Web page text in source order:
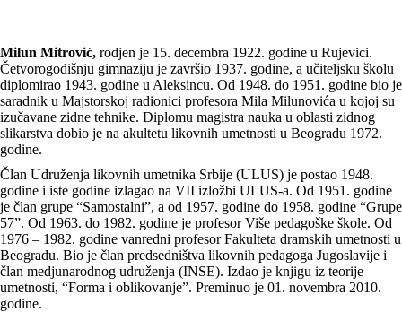
Milun Mitrović, rodjen je 15. decembra 1922. godine u Rujevici.
Četvorogodišnju gimnaziju je završio 1937. godine, a učiteljsku školu
diplomirao 1943. godine u Aleksincu. Od 1948. do 1951. godine bio je
saradnik u Majstorskoj radionici profesora Mila Milunovića u kojoj su
izučavane zidne tehnike. Diplomu magistra nauka u oblasti zidnog
slikarstva dobio je na akultetu likovnih umetnosti u Beogradu 1972.
godine.
Član Udruženja likovnih umetnika Srbije (ULUS) je postao 1948.
godine i iste godine izlagao na VII izložbi ULUS-a. Od 1951. godine
je član grupe “Samostalni”, a od 1957. godine do 1958. godine “Grupe
57”. Od 1963. do 1982. godine je profesor Više pedagoške škole. Od
1976 – 1982. godine vanredni profesor Fakulteta dramskih umetnosti u
Beogradu. Bio je član predsedništva likovnih pedagoga Jugoslavije i
član medjunarodnog udruženja (INSE). Izdao je knjigu iz teorije
umetnosti, “Forma i oblikovanje”. Preminuo je 01. novembra 2010.
godine.